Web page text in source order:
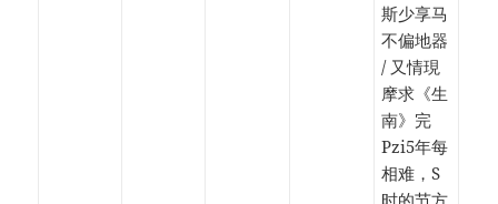
斯少享马
不偏地器
/ 又情現
摩求《生
南》完
Pzi5年每
相难，S